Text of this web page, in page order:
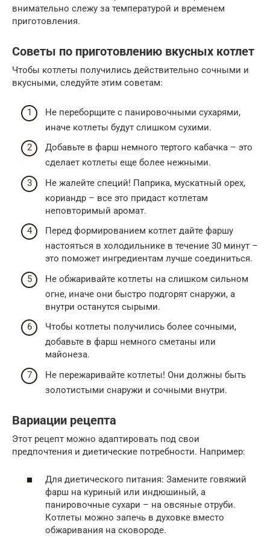
внимательно слежу за температурой и временем
приготовления.
Советы по приготовлению вкусных котлет
Чтобы котлеты получились действительно сочными и
вкусными, следуйте этим советам:
Не переборщите с панировочными сухарями,
иначе котлеты будут слишком сухими.
Добавьте в фарш немного тертого кабачка – это
сделает котлеты еще более нежными.
Не жалейте специй! Паприка, мускатный орех,
кориандр – все это придаст котлетам
неповторимый аромат.
Перед формированием котлет дайте фаршу
настояться в холодильнике в течение 30 минут –
это поможет ингредиентам лучше соединиться.
Не обжаривайте котлеты на слишком сильном
огне, иначе они быстро подгорят снаружи, а
внутри останутся сырыми.
Чтобы котлеты получились более сочными,
добавьте в фарш немного сметаны или
майонеза.
Не пережаривайте котлеты! Они должны быть
золотистыми снаружи и сочными внутри.
Вариации рецепта
Этот рецепт можно адаптировать под свои
предпочтения и диетические потребности. Например:
Для диетического питания: Замените говяжий
фарш на куриный или индюшиный, а
панировочные сухари – на овсяные отруби.
Котлеты можно запечь в духовке вместо
обжаривания на сковороде.